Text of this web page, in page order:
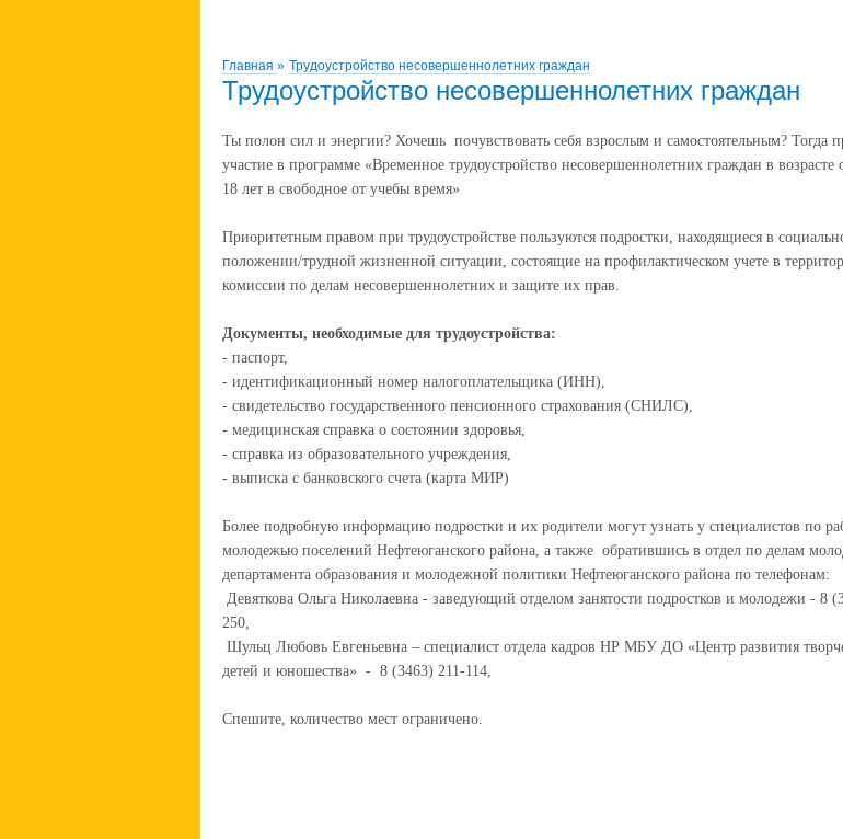
Главная » Трудоустройство несовершеннолетних граждан
Трудоустройство несовершеннолетних граждан
Ты полон сил и энергии? Хочешь почувствовать себя взрослым и самостоятельным? Тогда
участие в программе «Временное трудоустройство несовершеннолетних граждан в возрасте
18 лет в свободное от учебы время»
Приоритетным правом при трудоустройстве пользуются подростки, находящиеся в
положении/трудной жизненной ситуации, состоящие на профилактическом учете в
комиссии по делам несовершеннолетних и защите их прав.
Документы, необходимые для трудоустройства:
- паспорт,
- идентификационный номер налогоплательщика (ИНН),
- свидетельство государственного пенсионного страхования (СНИЛС),
- медицинская справка о состоянии здоровья,
- справка из образовательного учреждения,
- выписка с банковского счета (карта МИР)
Более подробную информацию подростки и их родители могут узнать у специалистов по
молодежью поселений Нефтеюганского района, а также обратившись в отдел по делам
департамента образования и молодежной политики Нефтеюганского района по телефонам:
Девяткова Ольга Николаевна - заведующий отделом занятости подростков и молодежи - 8
250,
Шульц Любовь Евгеньевна – специалист отдела кадров НР МБУ ДО «Центр развития
детей и юношества» - 8 (3463) 211-114,
Спешите, количество мест ограничено.